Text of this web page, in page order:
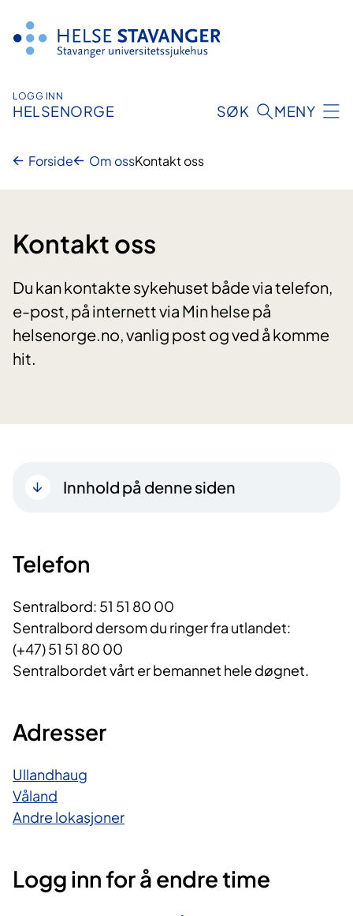
innhold
LOGG INN
HELSENORGE SØK MENY
Forside Om ossKontakt oss
Kontakt oss
Du kan kontakte sykehuset både via telefon,
e-post, på internett via Min helse på
helsenorge.no, vanlig post og ved å komme
hit.
Innhold på denne siden
​Telefon
Sentralbord: 51 51 80 00
Sentralbord dersom du ringer ​fra utlandet:
(+47) 51 51 80 00
Sentralbordet vårt er bemannet hele døgnet.
Adresser
Ullandhaug
Våland
Andre lokasjoner
Logg inn for å endre time